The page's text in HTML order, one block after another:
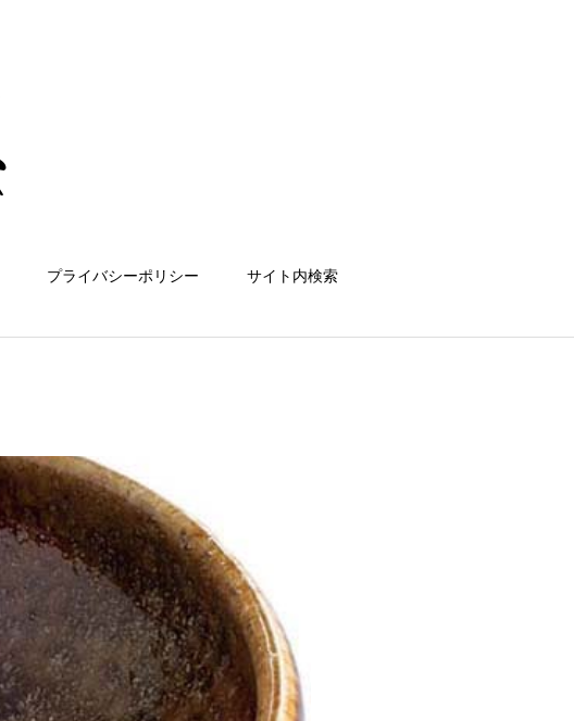
プライバシーポリシー サイト内検索